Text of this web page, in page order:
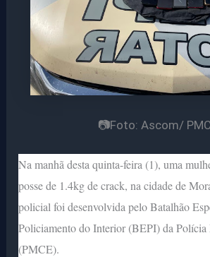
📷Foto: Ascom/
Na manhã desta quinta-feira (1), uma
posse de 1.4kg de crack, na cidade de
policial foi desenvolvida pelo Batalhão
Policiamento do Interior (BEPI) da
(PMCE).